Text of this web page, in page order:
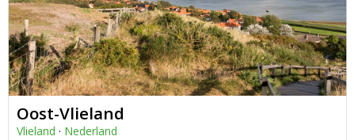
Oost-Vlieland
Vlieland · Nederland